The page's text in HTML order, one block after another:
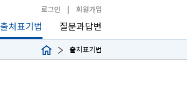
로그인 | 회원가입
출처표기법 질문과답변
출처표기법